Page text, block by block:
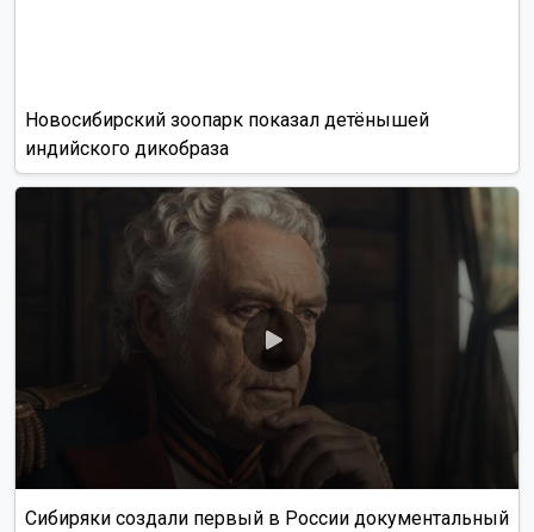
Новосибирский зоопарк показал детёнышей
индийского дикобраза
Сибиряки создали первый в России документальный